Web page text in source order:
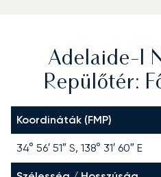
Adelaide-I
Repülőtér:
Koordináták (FMP)
34° 56′ 51″ S, 138° 31′ 60″ E